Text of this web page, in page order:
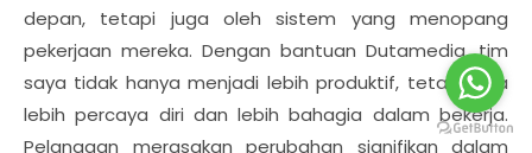
depan, tetapi juga oleh sistem yang menopang
pekerjaan mereka. Dengan bantuan Dutamedia, tim
saya tidak hanya menjadi lebih produktif, tetapi juga
lebih percaya diri dan lebih bahagia dalam bekerja.
Pelanggan merasakan perubahan signifikan dalam